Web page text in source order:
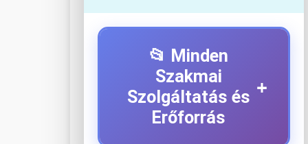
📂 Minden
Szakmai
Szolgáltatás és
Erőforrás
+